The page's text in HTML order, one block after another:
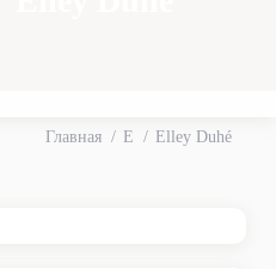
Главная E Elley Duhé